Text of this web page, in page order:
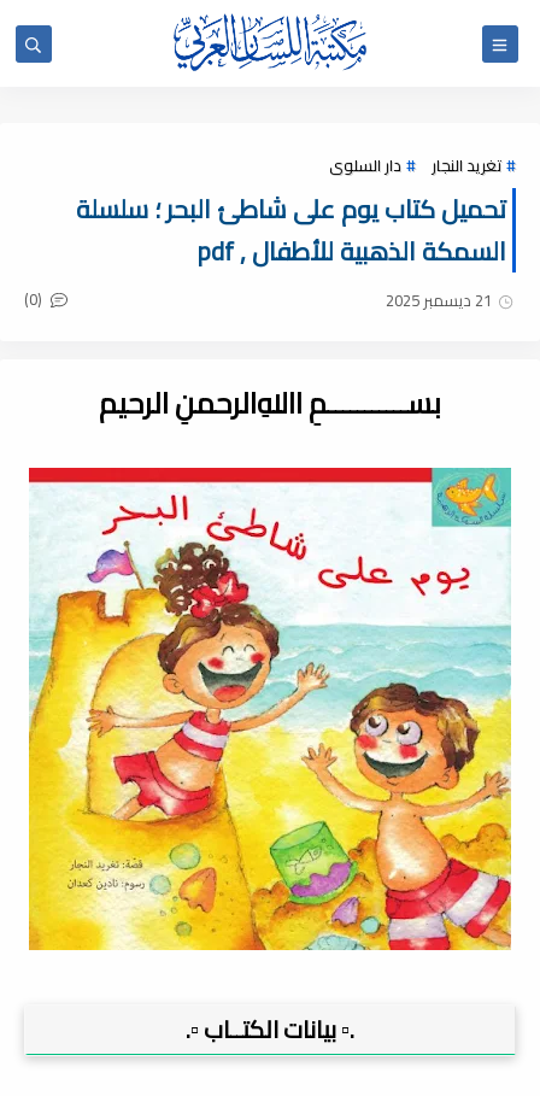
تغريد النجار دار السلوى
تحميل كتاب يوم على شاطئ البحر ؛ سلسلة
السمكة الذهبية للأطفال , pdf
21 ديسمبر 2025 (0)
بســـــــــــمِ اﷲِالرحمنِ الرحيم
.▫️ بيانات الكتــاب ▫️.